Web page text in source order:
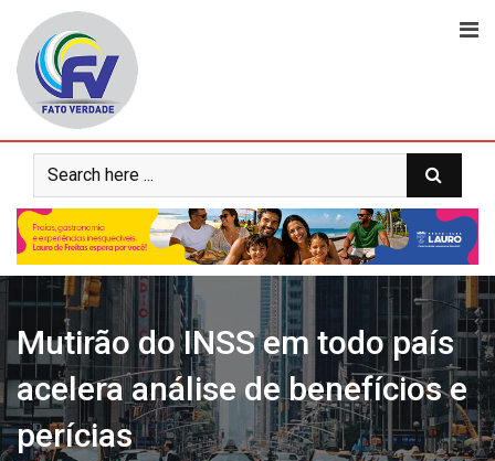
content
Mutirão do INSS em todo país
acelera análise de benefícios e
perícias